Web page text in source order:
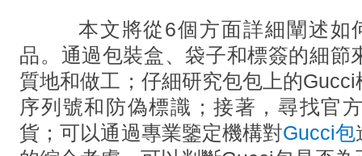
本文將從6個方面詳細闡述如
品。通過包裝盒、袋子和標簽的細節
質地和做工；仔細研究包包上的
序列號和防偽標識；接著，尋找官
貨；可以通過專業鑒定機構對Gucci包